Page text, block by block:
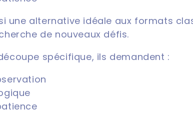
une alternative idéale aux formats
de nouveaux défis.
spécifique, ils demandent :